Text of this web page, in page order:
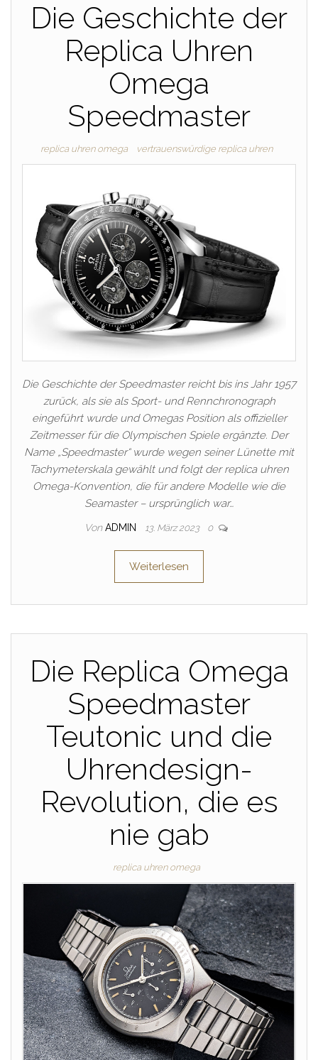
Die Geschichte der
Replica Uhren
Omega
Speedmaster
replica uhren omega vertrauenswürdige replica uhren
Die Geschichte der Speedmaster reicht bis ins Jahr 1957
zurück, als sie als Sport- und Rennchronograph
eingeführt wurde und Omegas Position als offizieller
Zeitmesser für die Olympischen Spiele ergänzte. Der
Name „Speedmaster“ wurde wegen seiner Lünette mit
Tachymeterskala gewählt und folgt der replica uhren
Omega-Konvention, die für andere Modelle wie die
Seamaster – ursprünglich war…
Von ADMIN 13. März 2023 0
Weiterlesen
Die Replica Omega
Speedmaster
Teutonic und die
Uhrendesign-
Revolution, die es
nie gab
replica uhren omega